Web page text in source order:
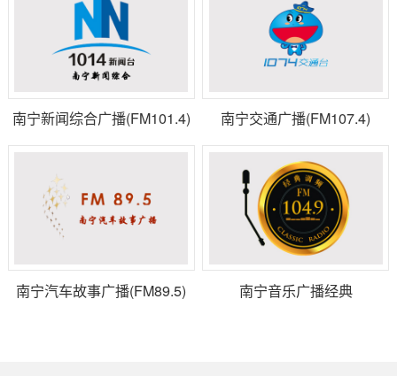
内蒙古
广西
南宁新闻综合广播(FM101.4) 南宁交通广播(FM107.4)
南宁汽车故事广播(FM89.5)
南宁音乐广播经典